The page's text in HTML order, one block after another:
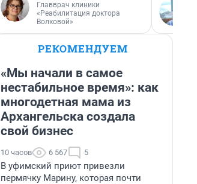
Главврач клиники
«Реабилитация доктора
Волковой»
РЕКОМЕНДУЕМ
«Мы начали в самое
нестабильное время»: как
многодетная мама из
Архангельска создала
свой бизнес
10 часов 6 567 5
В уфимский приют привезли
пермячку Марину, которая почти